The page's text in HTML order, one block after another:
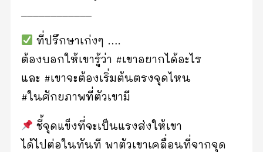
ที่ปรึกษาเก่งๆ ….
ต้องบอกให้เขารู้ว่า #เขาอยากได้อะไร
และ #เขาจะต้องเริ่มต้นตรงจุดไหน
#ในศักยภาพที่ตัวเขามี
ชี้จุดแข็งที่จะเป็นแรงส่งให้เขา
ได้ไปต่อในทันที พาตัวเขาเคลื่อนที่จากจุด